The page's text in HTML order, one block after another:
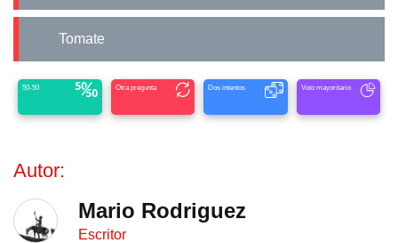
Tomate
50-50 Otra pregunta Dos intentos Voto mayoritario
Autor:
Mario Rodriguez
Escritor